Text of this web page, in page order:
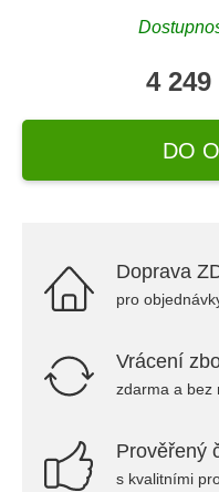
4 249
DO
Doprava
pro
Vrácení
zdarma a bez
Prověřený
s kvalitními